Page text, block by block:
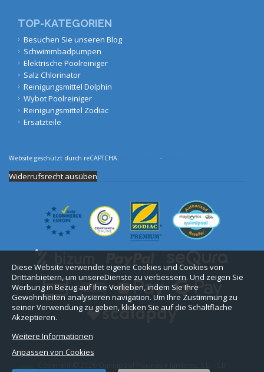
TOP-KATEGORIEN
Besuchen Sie unseren Blog
Schwimmbadpumpen
Elektrische Poolreiniger
Salz Chlorinator
Reinigungsmittel Dolphin
Wybot Poolreiniger
Reinigungsmittel Zodiac
Ersatzteile
Diese Website verwendet eigene Cookies und Cookies von
Drittanbietern, um unsereDienste zu verbessern. Und zeigen Sie
Werbung in Bezug auf Ihre Vorlieben, indem Sie Ihre
Gewohnheiten analysieren navigation. Um Ihre Zustimmung zu
seiner Verwendung zu geben, klicken Sie auf die Schaltfläche
Akzeptieren.
Weitere Informationen
Anpassen von Cookies
Website geschützt durch reCAPTCHA. -
Widerrufsrecht ausüben